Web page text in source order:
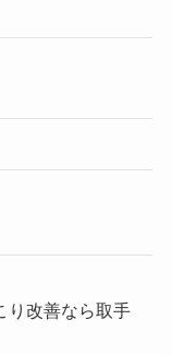
り改善なら取手